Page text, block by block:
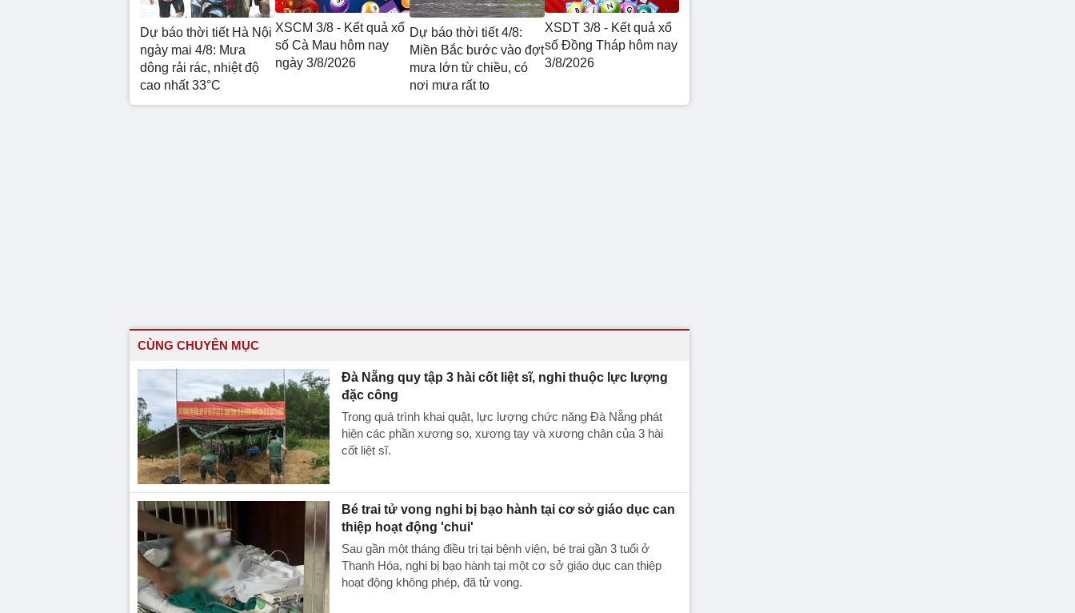
Dự báo thời tiết Hà Nội
ngày mai 4/8: Mưa
dông rải rác, nhiệt độ
cao nhất 33°C
XSCM 3/8 - Kết quả xổ
số Cà Mau hôm nay
ngày 3/8/2026
Dự báo thời tiết 4/8:
Miền Bắc bước vào đợt
mưa lớn từ chiều, có
nơi mưa rất to
XSDT 3/8 - Kết quả xổ
số Đồng Tháp hôm nay
3/8/2026
CÙNG CHUYÊN MỤC
Đà Nẵng quy tập 3 hài cốt liệt sĩ, nghi thuộc lực lượng
đặc công
Trong quá trình khai quật, lực lượng chức năng Đà Nẵng phát
hiện các phần xương sọ, xương tay và xương chân của 3 hài
cốt liệt sĩ.
Bé trai tử vong nghi bị bạo hành tại cơ sở giáo dục can
thiệp hoạt động 'chui'
Sau gần một tháng điều trị tại bệnh viện, bé trai gần 3 tuổi ở
Thanh Hóa, nghi bị bạo hành tại một cơ sở giáo dục can thiệp
hoạt động không phép, đã tử vong.